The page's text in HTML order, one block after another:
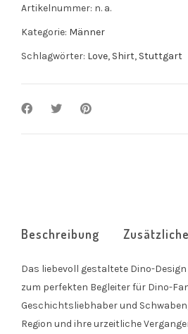
Artikelnummer: n. a.
Kategorie: Männer
Schlagwörter: Love, Shirt, Stuttgart
Beschreibung
Das liebevoll gestaltete Dino-
zum perfekten Begleiter für Dino-
Geschichtsliebhaber und
Region und ihre urzeitliche